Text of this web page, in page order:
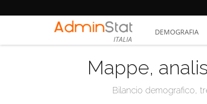
ITALIA
DEMOGRAFIA
Mappe,
Bilancio demografico,